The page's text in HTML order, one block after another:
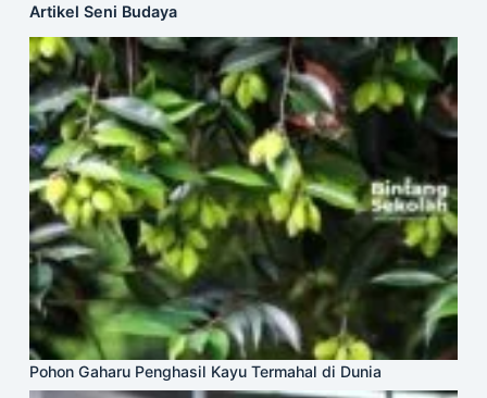
Artikel Seni Budaya
Pohon Gaharu Penghasil Kayu Termahal di Dunia